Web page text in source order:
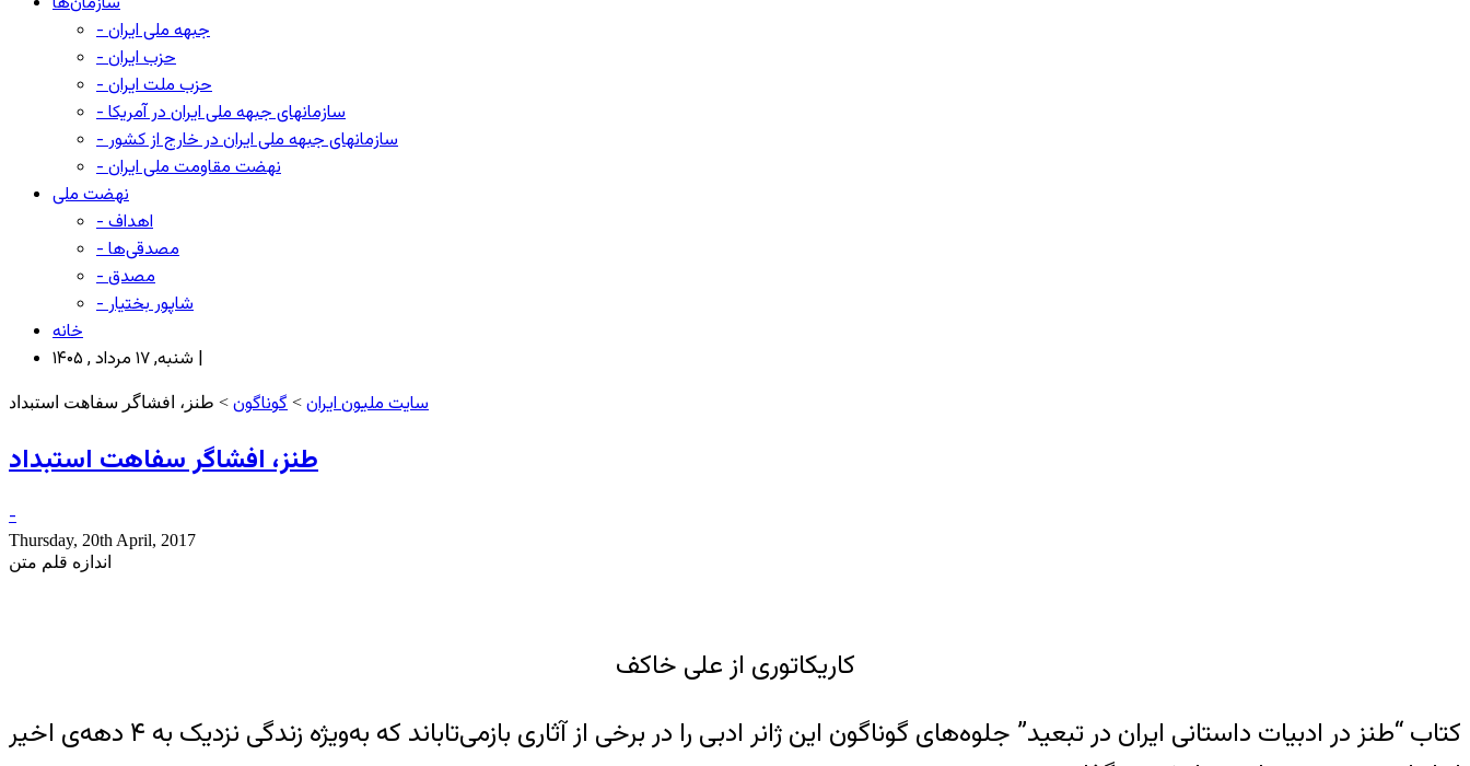
- جبهه ملی ایران
- حزب ایران
- حزب ملت ایران
- سازمانهای جبهه ملی ایران در آمریکا
- سازمانهای جبهه ملی ایران در خارج از کشور
- نهضت مقاومت ملی ایران
نهضت ملی
- اهداف
- مصدقی‌ها
- مصدق
- شاپور بختیار
خانه
شنبه, ۱۷ مرداد , ۱۴۰۵ |
سایت ملیون ایران > گوناگون > طنز، افشاگر سفاهت استبداد
طنز، افشاگر سفاهت استبداد
-
Thursday, 20th April, 2017
اندازه قلم متن
کاریکاتوری از علی خاکف
کتاب “طنز در ادبیات داستانی ایران در تبعید” جلوه‌های گوناگون این ژانر ادبی را در برخی از آثاری بازمی‌تاباند که به‌ویژه زندگی نزدیک به ۴ دهه‌ی اخیر